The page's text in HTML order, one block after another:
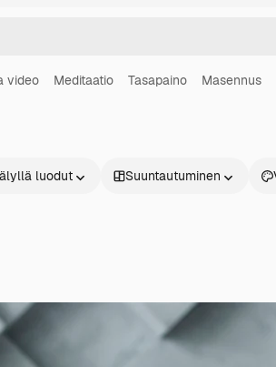
video Meditaatio Tasapaino Masennus
luodut Suuntautuminen